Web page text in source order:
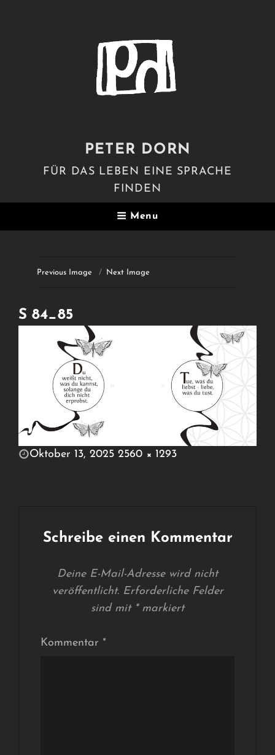
PETER DORN
FÜR DAS LEBEN EINE SPRACHE
FINDEN
Menu
Previous Image Next Image
S 84_85
POSTED
Oktober 13, 2025 2560 × 1293
Schreibe einen Kommentar
Deine E-Mail-Adresse wird nicht
veröffentlicht. Erforderliche Felder
sind mit *markiert
Kommentar *